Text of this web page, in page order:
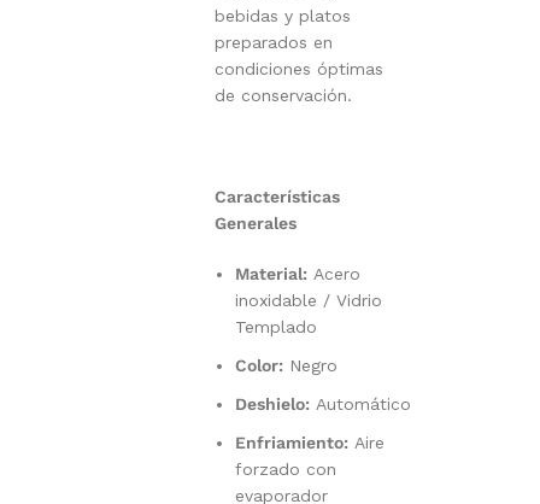
bebidas y platos
preparados en
condiciones óptimas
de conservación.
Características
Generales
Material: Acero
inoxidable / Vidrio
Templado
Color: Negro
Deshielo: Automático
Enfriamiento: Aire
forzado con
evaporador